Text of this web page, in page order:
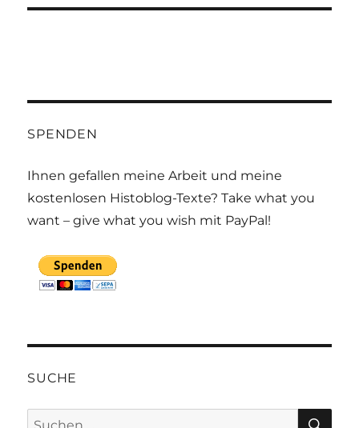
SPENDEN
Ihnen gefallen meine Arbeit und meine
kostenlosen Histoblog-Texte? Take what you
want – give what you wish mit PayPal!
SUCHE
Suchen